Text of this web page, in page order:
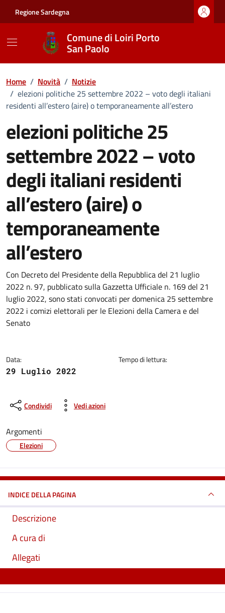
Regione Sardegna
Comune di Loiri Porto
San Paolo
Home / Novità / Notizie
/ elezioni politiche 25 settembre 2022 – voto degli italiani
residenti all’estero (aire) o temporaneamente all’estero
elezioni politiche 25
settembre 2022 – voto
degli italiani residenti
all’estero (aire) o
temporaneamente
all’estero
Dettagli della notizia
Con Decreto del Presidente della Repubblica del 21 luglio
2022 n. 97, pubblicato sulla Gazzetta Ufficiale n. 169 del 21
luglio 2022, sono stati convocati per domenica 25 settembre
2022 i comizi elettorali per le Elezioni della Camera e del
Senato
Data:
29 Luglio 2022
Tempo di lettura:
Condividi Vedi azioni
Argomenti
Elezioni
INDICE DELLA PAGINA
Descrizione
A cura di
Allegati